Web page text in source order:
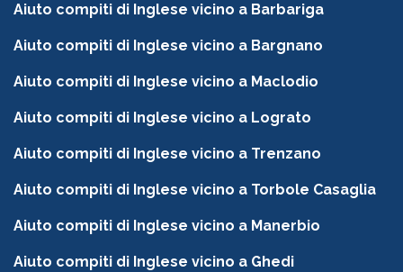
Aiuto compiti di Inglese vicino a Barbariga
Aiuto compiti di Inglese vicino a Bargnano
Aiuto compiti di Inglese vicino a Maclodio
Aiuto compiti di Inglese vicino a Lograto
Aiuto compiti di Inglese vicino a Trenzano
Aiuto compiti di Inglese vicino a Torbole Casaglia
Aiuto compiti di Inglese vicino a Manerbio
Aiuto compiti di Inglese vicino a Ghedi